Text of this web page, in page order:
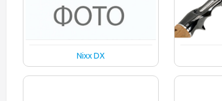
Nixx DX